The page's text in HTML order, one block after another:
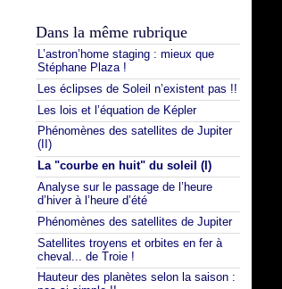
Dans la même rubrique
L’astron’home staging : mieux que
Stéphane Plaza !
Les éclipses de Soleil n’existent pas !!
Les lois et l’équation de Képler
Phénomènes des satellites de Jupiter
(II)
La "courbe en huit" du soleil (I)
Analyse sur le passage de l’heure
d’hiver à l’heure d’été
Phénomènes des satellites de Jupiter
Satellites troyens et orbites en fer à
cheval... de Troie !
Hauteur des planètes selon la saison :